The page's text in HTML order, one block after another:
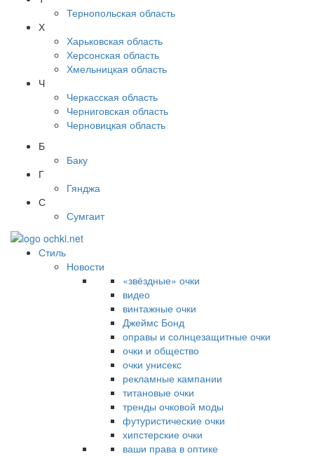
Тернопольская область
Х
Харьковская область
Херсонская область
Хмельницкая область
Ч
Черкасская область
Черниговская область
Черновицкая область
Б
Баку
Г
Гянджа
С
Сумгаит
Стиль
Новости
«звёздные» очки
видео
винтажные очки
Джеймс Бонд
оправы и солнцезащитные очки
очки и общество
очки унисекс
рекламные кампании
титановые очки
тренды очковой моды
футуристические очки
хипстерские очки
ваши права в оптике